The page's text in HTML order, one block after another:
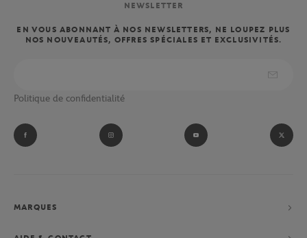
NEWSLETTER
EN VOUS ABONNANT À NOS NEWSLETTERS, NE LOUPEZ PLUS
NOS NOUVEAUTÉS, OFFRES SPÉCIALES ET EXCLUSIVITÉS.
Politique de confidentialité
MARQUES